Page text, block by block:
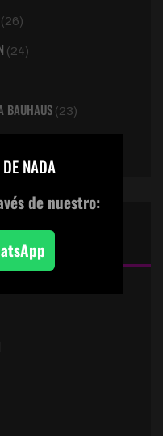
(26)
(24)
BAUHAUS (23)
NADA
de nuestro: